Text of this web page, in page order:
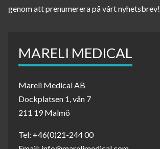
genom att prenumerera på vårt nyhetsbrev!
MARELI MEDICAL
Mareli Medical AB
Dockplatsen 1, vån 7
211 19 Malmö
Tel: +46(0)21-244 00